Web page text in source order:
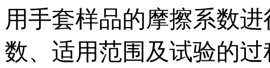
用手套样品的摩擦系数
数、适用范围及试验的